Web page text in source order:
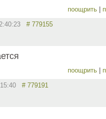
поощрить
# 779155
поощрить
# 779191